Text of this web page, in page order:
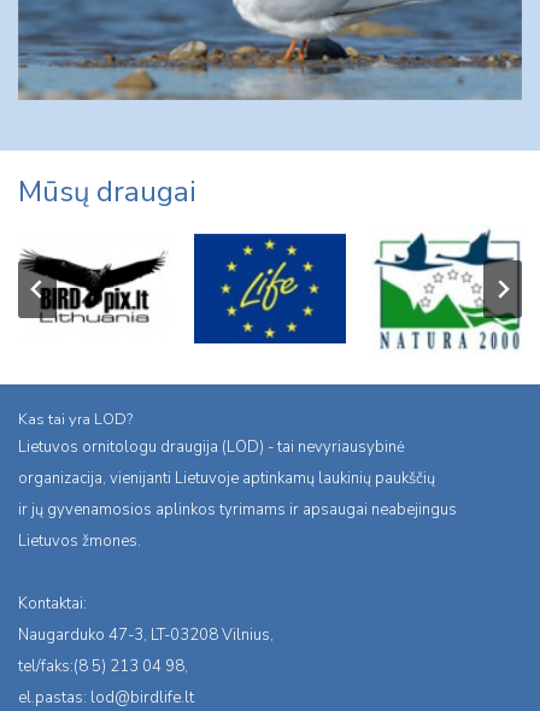
Mūsų draugai
Kas tai yra LOD?
Lietuvos ornitologu draugija (LOD) - tai nevyriausybinė
organizacija, vienijanti Lietuvoje aptinkamų laukinių paukščių
ir jų gyvenamosios aplinkos tyrimams ir apsaugai neabejingus
Lietuvos žmones.
Kontaktai:
Naugarduko 47-3, LT-03208 Vilnius,
tel/faks:(8 5) 213 04 98,
el.pastas: lod@birdlife.lt